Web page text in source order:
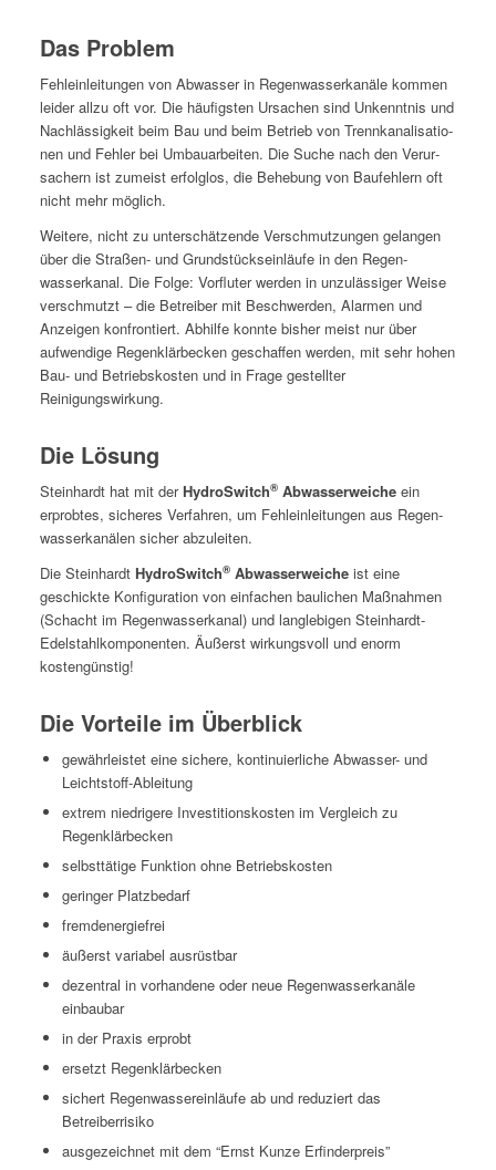
Das Problem
Fehlein­leitun­gen von Abwass­er in Regen­wasserkanäle kom­men
lei­der allzu oft vor. Die häu­fig­sten Ursachen sind Unken­nt­nis und
Nach­läs­sigkeit beim Bau und beim Betrieb von Trennkanal­i­sa­tio­
nen und Fehler bei Umbauar­beit­en. Die Suche nach den Verur­
sach­ern ist zumeist erfol­g­los, die Behe­bung von Baufehlern oft
nicht mehr möglich.
Weit­ere, nicht zu unter­schätzende Ver­schmutzun­gen gelan­gen
über die Straßen- und Grund­stück­sein­läufe in den Regen­
wasserkanal. Die Folge: Vor­fluter wer­den in unzuläs­siger Weise
ver­schmutzt – die Betreiber mit Beschw­er­den, Alar­men und
Anzeigen kon­fron­tiert. Abhil­fe kon­nte bish­er meist nur über
aufwendi­ge Regen­klär­beck­en geschaf­fen wer­den, mit sehr hohen
Bau- und Betrieb­skosten und in Frage gestell­ter
Reinigungswirkung.
Die Lösung
Stein­hardt hat mit der HydroSwitch®Abwasser­we­icheein
erprobtes, sicheres Ver­fahren, um Fehlein­leitun­gen aus Regen­
wasserkanälen sich­er abzuleiten.
Die Stein­hardt HydroSwitch®Abwasser­we­icheist eine
geschick­te Kon­fig­u­ra­tion von ein­fachen baulichen Maß­nah­men
(Schacht im Regen­wasserkanal) und lan­glebi­gen Stein­hardt-
Edel­stahlkom­po­nen­ten. Äußerst wirkungsvoll und enorm
kostengünstig!
Die Vorteile im Überblick
gewährleis­tet eine sichere, kon­tinuier­liche Abwass­er- und
Leichtstoff-Ableitung
extrem niedrigere Investi­tion­skosten im Ver­gle­ich zu
Regenklärbecken
selb­st­tätige Funk­tion ohne Betriebskosten
geringer Platzbe­darf
frem­den­ergiefrei
äußerst vari­abel ausrüstbar
dezen­tral in vorhan­dene oder neue Regen­wasserkanäle
einbaubar
in der Prax­is erprobt
erset­zt Regenklärbecken
sichert Regen­wasserein­läufe ab und reduziert das
Betreiberrisiko
aus­geze­ich­net mit dem “Ernst Kun­ze Erfinderpreis”